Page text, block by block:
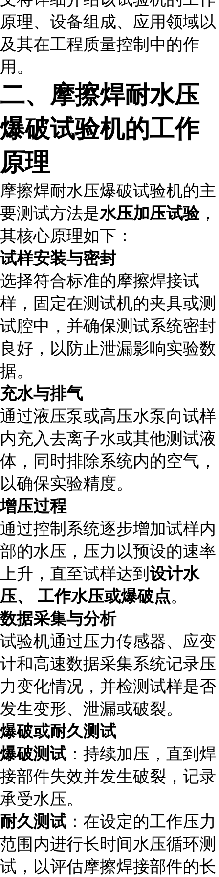
原理、设备组成、应用领域以
及其在工程质量控制中的作
用。
二、摩擦焊耐水压
爆破试验机的工作
原理
摩擦焊耐水压爆破试验机的主
要测试方法是水压加压试验，
其核心原理如下：
试样安装与密封
选择符合标准的摩擦焊接试
样，固定在测试机的夹具或测
试腔中，并确保测试系统密封
良好，以防止泄漏影响实验数
据。
充水与排气
通过液压泵或高压水泵向试样
内充入去离子水或其他测试液
体，同时排除系统内的空气，
以确保实验精度。
增压过程
通过控制系统逐步增加试样内
部的水压，压力以预设的速率
上升，直至试样达到设计水
压、 工作水压或爆破点。
数据采集与分析
试验机通过压力传感器、应变
计和高速数据采集系统记录压
力变化情况，并检测试样是否
发生变形、泄漏或破裂。
爆破或耐久测试
爆破测试 ：持续加压，直到焊
接部件失效并发生破裂，记录
承受水压。
耐久测试 ：在设定的工作压力
范围内进行长时间水压循环测
试，以评估摩擦焊接部件的长